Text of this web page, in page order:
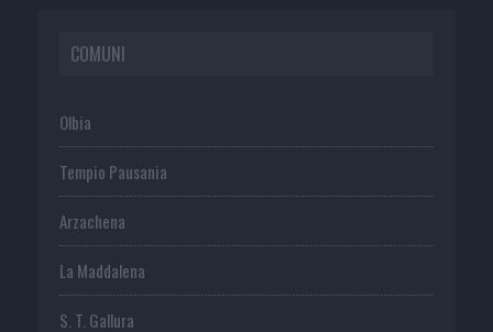
COMUNI
Olbia
Tempio Pausania
Arzachena
La Maddalena
S. T. Gallura